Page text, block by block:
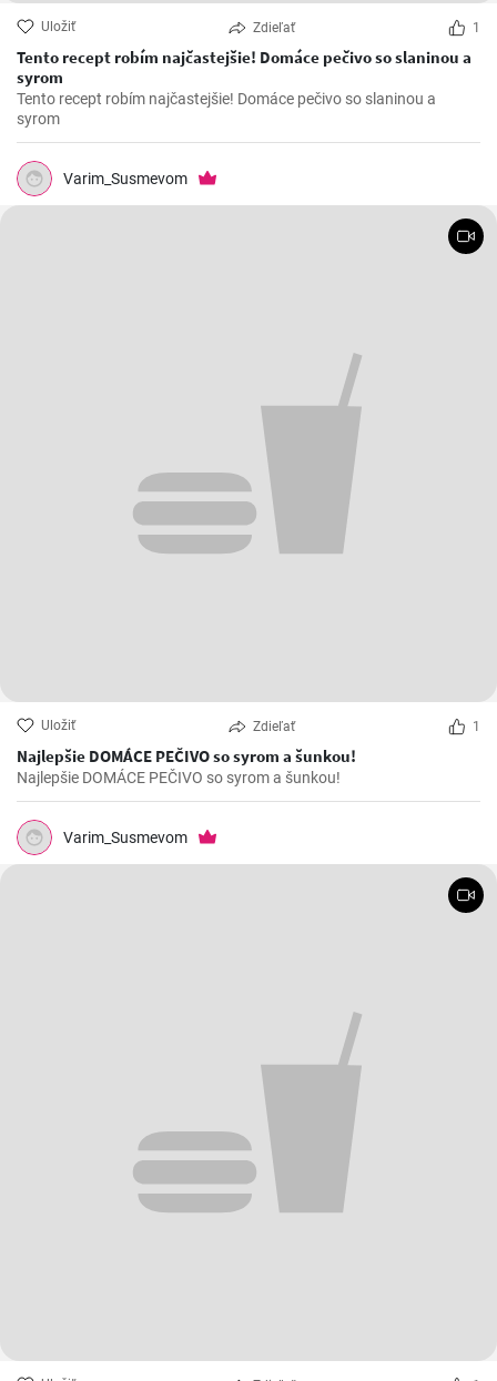
Uložiť Zdieľať 1
Tento recept robím najčastejšie! Domáce pečivo so slaninou a
syrom
Tento recept robím najčastejšie! Domáce pečivo so slaninou a
syrom
Varim_Susmevom
Uložiť Zdieľať 1
Najlepšie DOMÁCE PEČIVO so syrom a šunkou!
Najlepšie DOMÁCE PEČIVO so syrom a šunkou!
Varim_Susmevom